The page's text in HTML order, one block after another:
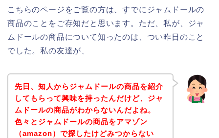
こちらのページをご覧の方は、すでにジャムドールの
商品のことをご存知だと思います。ただ、私が、ジャ
ムドールの商品について知ったのは、つい昨日のこと
でした。私の友達が、
先日、知人からジャムドールの商品を紹介
してもらって興味を持ったんだけど、ジャ
ムドールの商品がわからないんだよね。
色々とジャムドールの商品をアマゾン
（amazon）で探したけどみつからない